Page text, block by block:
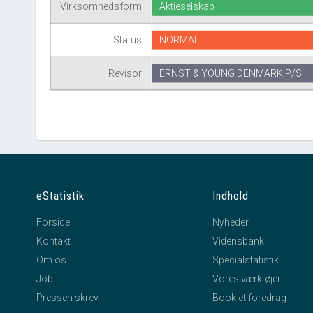
Virksomhedsform
Status
Revisor
Aktieselskab
NORMAL
ERNST & YOUNG DENMARK P/S
eStatistik
Forside
Kontakt
Om os
Job
Pressen skrev
Indhold
Nyheder
Vidensbank
Specialstatistik
Vores værktøjer
Book et foredrag